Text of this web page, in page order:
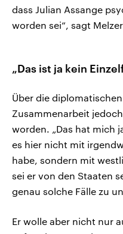
dass Julian Assange
worden sei“, sagt
„Das ist ja kein
Über die
Zusammenarbeit
worden. „Das hat mich
es hier nicht mit
habe, sondern mit
sei er von den Staaten
genau solche Fälle zu
Er wolle aber nicht nur